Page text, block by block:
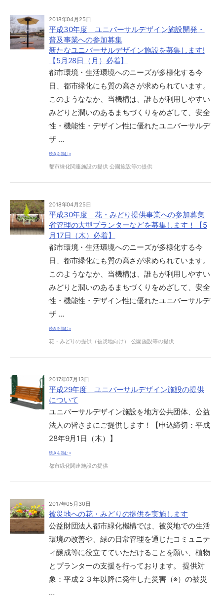
2018年04月25日
平成30年度 ユニバーサルデザイン施設開発・
普及事業への参加募集
新たなユニバーサルデザイン施設を募集します!
【5月28日（月）必着】
都市環境・生活環境へのニーズが多様化する今
日、都市緑化にも質の高さが求められています。
このようななか、当機構は、誰もが利用しやすい
みどりと潤いのあるまちづくりをめざして、安全
性・機能性・デザイン性に優れたユニバーサルデ
ザ …
続きを読む »
都市緑化関連施設の提供 公園施設等の提供
2018年04月25日
平成30年度 花・みどり提供事業への参加募集
省管理の大型プランターなどを募集します！【5
月17日（木）必着】
都市環境・生活環境へのニーズが多様化する今
日、都市緑化にも質の高さが求められています。
このようななか、当機構は、誰もが利用しやすい
みどりと潤いのあるまちづくりをめざして、安全
性・機能性・デザイン性に優れたユニバーサルデ
ザ …
続きを読む »
花・みどりの提供（被災地向け） 公園施設等の提供
2017年07月13日
平成29年度 ユニバーサルデザイン施設の提供
について
ユニバーサルデザイン施設を地方公共団体、公益
法人の皆さまにご提供します！【申込締切：平成
28年9月1日（木）】
続きを読む »
都市緑化関連施設の提供
2017年05月30日
被災地への花・みどりの提供を実施します
公益財団法人都市緑化機構では、被災地での生活
環境の改善や、緑の日常管理を通じたコミュニテ
ィ醸成等に役立てていただけることを願い、植物
とプランターの支援を行っております。 提供対
象：平成２３年以降に発生した災害（※）の被災
…